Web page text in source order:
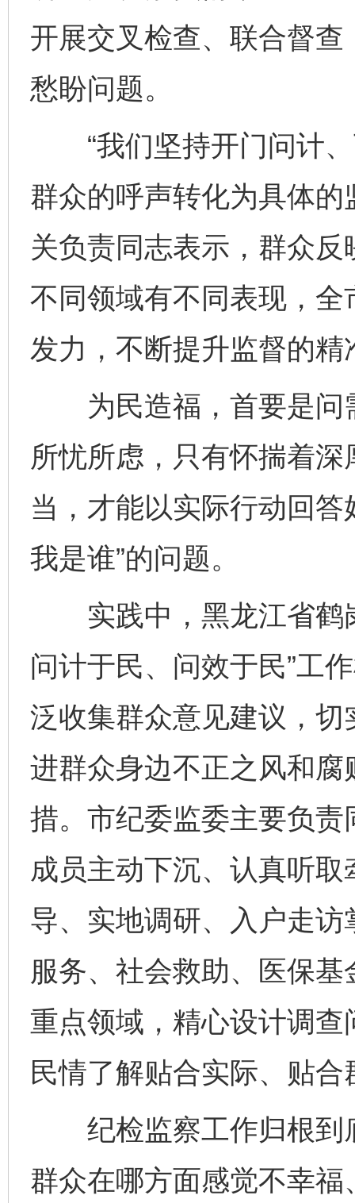
开展交叉检查、联合督
愁盼问题。
“我们坚持开门问计、
群众的呼声转化为具体的
关负责同志表示，群众
不同领域有不同表现，
发力，不断提升监督的精
为民造福，首要是问
所忧所虑，只有怀揣着
当，才能以实际行动回
我是谁”的问题。
实践中，黑龙江省鹤
问计于民、问效于民”工
泛收集群众意见建议，
进群众身边不正之风和
措。市纪委监委主要负
成员主动下沉、认真听
导、实地调研、入户走
服务、社会救助、医保
重点领域，精心设计调
民情了解贴合实际、贴合
纪检监察工作归根到
群众在哪方面感觉不幸